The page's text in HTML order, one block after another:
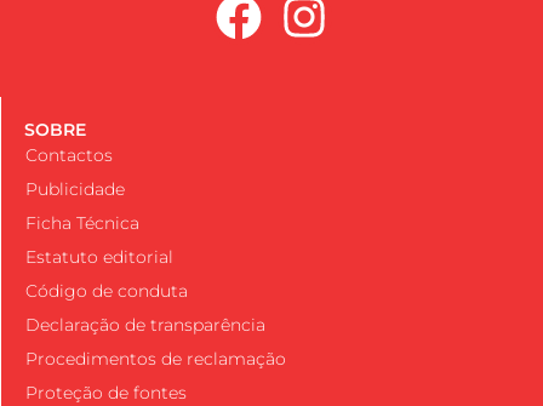
SOBRE
Contactos
Publicidade
Ficha Técnica
Estatuto editorial
Código de conduta
Declaração de transparência
Procedimentos de reclamação
Proteção de fontes